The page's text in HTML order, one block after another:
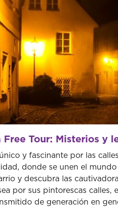
Free Tour: Misterios y
y fascinante por las
donde se unen el
y descubra las
por sus pintorescas calles,
de generación en